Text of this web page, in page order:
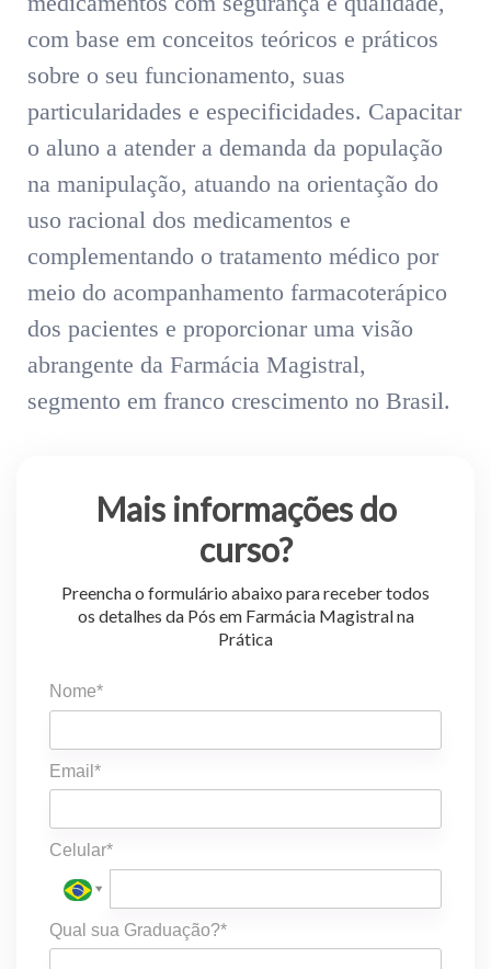
com base em conceitos teóricos e práticos
sobre o seu funcionamento, suas
particularidades e especificidades. Capacitar
o aluno a atender a demanda da população
na manipulação, atuando na orientação do
uso racional dos medicamentos e
complementando o tratamento médico por
meio do acompanhamento farmacoterápico
dos pacientes e proporcionar uma visão
abrangente da Farmácia Magistral,
segmento em franco crescimento no Brasil.
Mais informações do
curso?
Preencha o formulário abaixo para receber todos
os detalhes da Pós em Farmácia Magistral na
Prática
Nome*
Email*
Celular*
Qual sua Graduação?*